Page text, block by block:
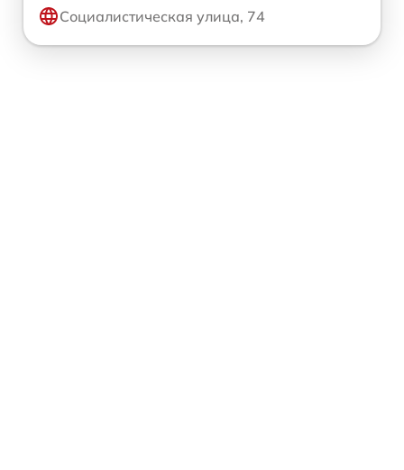
Социалистическая улица, 74